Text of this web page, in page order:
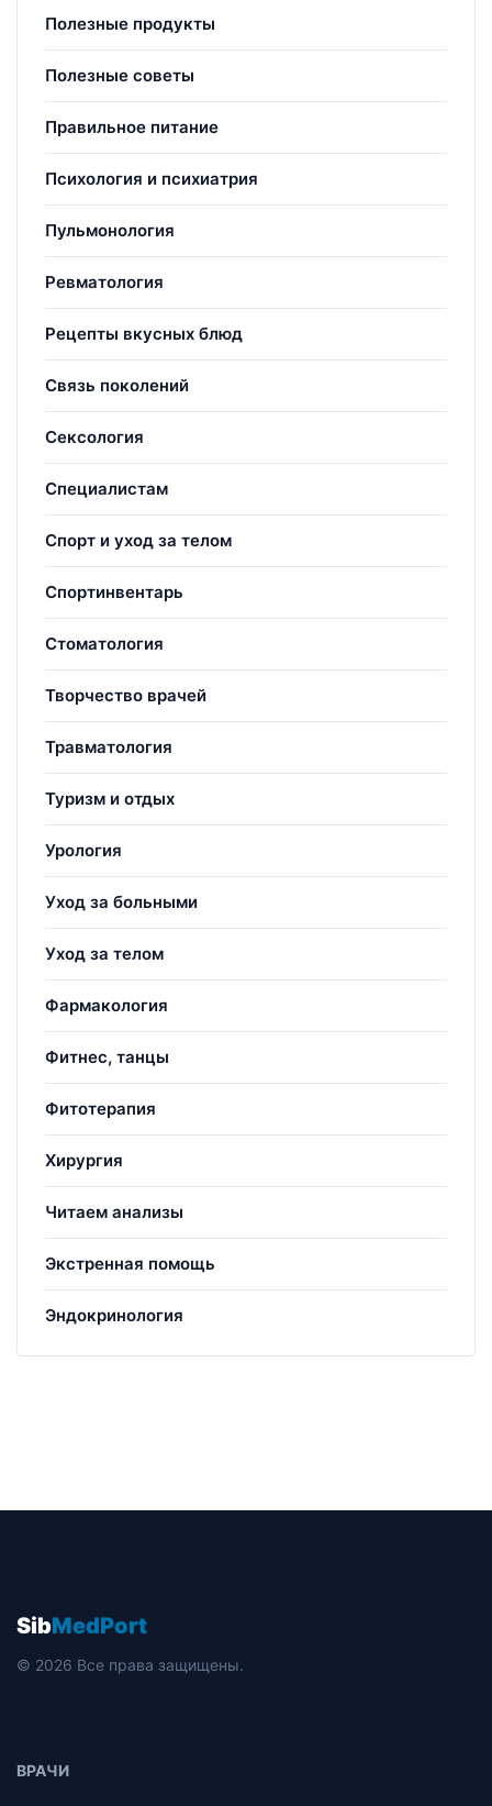
Полезные продукты
Полезные советы
Правильное питание
Психология и психиатрия
Пульмонология
Ревматология
Рецепты вкусных блюд
Связь поколений
Сексология
Специалистам
Спорт и уход за телом
Спортинвентарь
Стоматология
Творчество врачей
Травматология
Туризм и отдых
Урология
Уход за больными
Уход за телом
Фармакология
Фитнес, танцы
Фитотерапия
Хирургия
Читаем анализы
Экстренная помощь
Эндокринология
SibMedPort
© 2026 Все права защищены.
ВРАЧИ